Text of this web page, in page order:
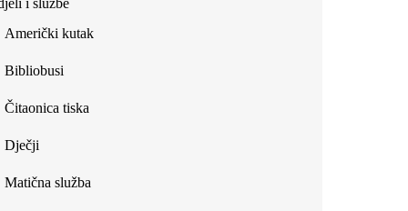
external)
i službe
Američki kutak
Bibliobusi
Čitaonica tiska
Dječji
Matična služba